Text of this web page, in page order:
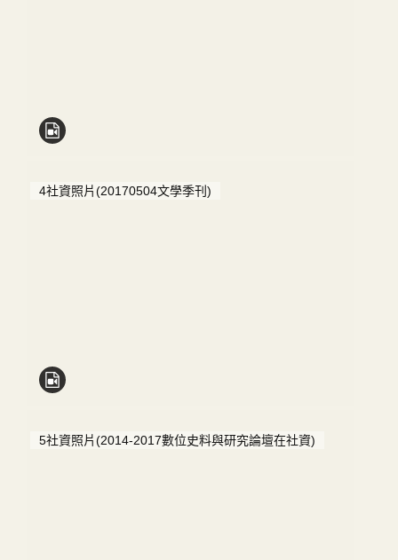
4社資照片(20170504文學季刊)
5社資照片(2014-2017數位史料與研究論壇在社資)